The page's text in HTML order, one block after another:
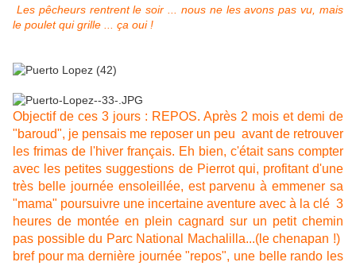
Les pêcheurs rentrent le soir ... nous ne les avons pas vu, mais
le poulet qui grille ... ça oui !
Objectif de ces 3 jours : REPOS. Après 2 mois et demi de
"baroud", je pensais me reposer un peu avant de retrouver
les frimas de l'hiver français. Eh bien, c'était sans compter
avec les petites suggestions de Pierrot qui, profitant d'une
très belle journée ensoleillée, est parvenu à emmener sa
"mama" poursuivre une incertaine aventure avec à la clé 3
heures de montée en plein cagnard sur un petit chemin
pas possible du Parc National Machalilla...(le chenapan !)
bref pour ma dernière journée "repos", une belle rando les